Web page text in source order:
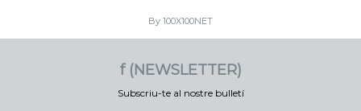
By 100X100NET
f (NEWSLETTER)
Subscriu-te al nostre bulletí